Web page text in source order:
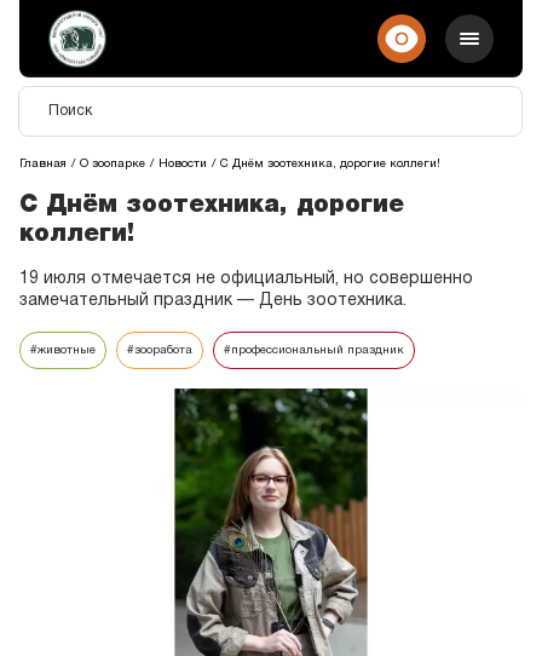
Главная О зоопарке Новости С Днём зоотехника, дорогие коллеги!
С Днём зоотехника, дорогие
коллеги!
19 июля отмечается не официальный, но совершенно
замечательный праздник — День зоотехника.
#животные #зооработа #профессиональный праздник